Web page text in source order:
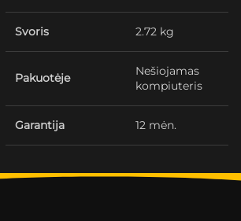
Svoris 2.72 kg
Pakuotėje
Nešiojamas
kompiuteris
Garantija 12 mėn.